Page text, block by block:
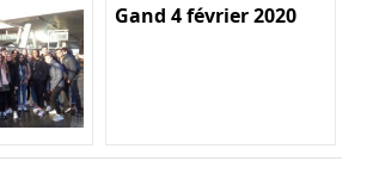
Gand 4 février 2020